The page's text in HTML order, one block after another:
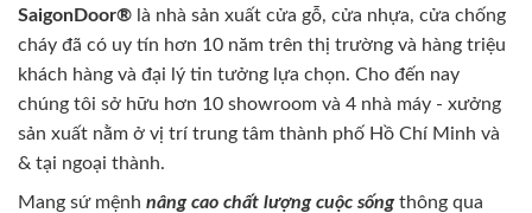
SaigonDoor® là nhà sản xuất cửa gỗ, cửa nhựa, cửa chống
cháy đã có uy tín hơn 10 năm trên thị trường và hàng triệu
khách hàng và đại lý tin tưởng lựa chọn. Cho đến nay
chúng tôi sở hữu hơn 10 showroom và 4 nhà máy - xưởng
sản xuất nằm ở vị trí trung tâm thành phố Hồ Chí Minh và
& tại ngoại thành.
Mang sứ mệnh nâng cao chất lượng cuộc sốngthông qua